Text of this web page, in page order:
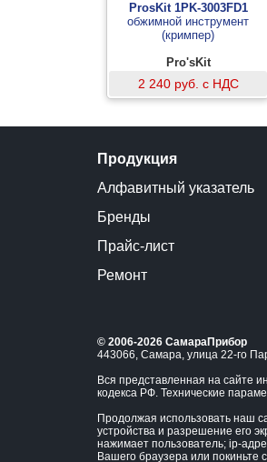
ProsKit 1PK-3003FD1
обжимной инструмент
(кримпер)
Pro'sKit
2 240 руб. с НДС
Продукция
Алфавитный указатель
Бренды
Прайс-лист
Ремонт
© 2006-2026 СамараПрибор
443066, Самара, улица 22-го
Вся представленная на сайте
кодекса РФ. Технические
Продолжая использовать наш
устройства и разрешение его
нажимает пользователь; ip-
Вашего браузера или покиньте